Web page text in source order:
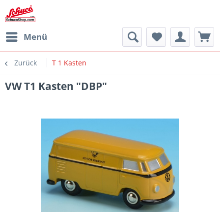
Menü
Zurück T 1 Kasten
VW T1 Kasten "DBP"